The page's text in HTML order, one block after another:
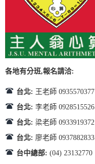
各地有分班,報名請洽:
台北: 王老師 0935570377
台北: 李老師 0928515526
台北: 梁老師 0933919372
台北: 廖老師 0937882833
台中總部: (04) 23132770